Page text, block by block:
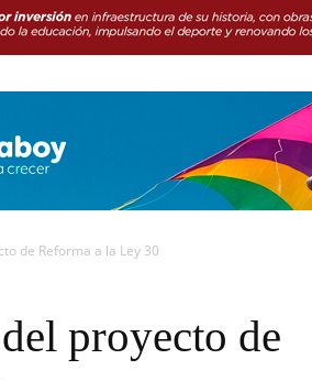
de Reforma a la Ley 30
proyecto de